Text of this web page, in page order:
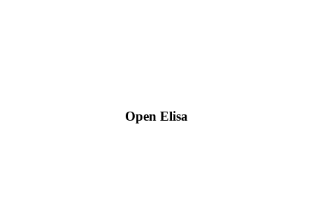
Open Elisa